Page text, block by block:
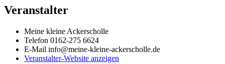
Veranstalter
Meine kleine Ackerscholle
Telefon 0162-275 6624
E-Mail info@meine-kleine-ackerscholle.de
Veranstalter-Website anzeigen